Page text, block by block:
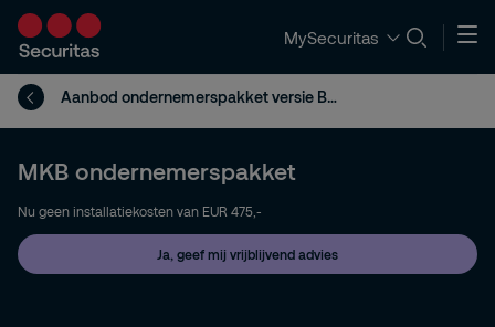
MySecuritas
Aanbod ondernemerspakket versie B (geen eenmalige installatiekosten)
MKB ondernemerspakket
Nu geen installatiekosten van EUR 475,-
Ja, geef mij vrijblijvend advies